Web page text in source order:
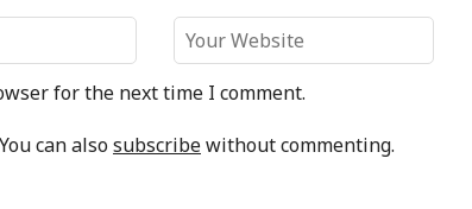
for the next time I comment.
can alsosubscribewithout commenting.